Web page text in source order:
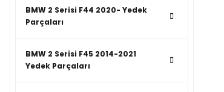
BMW 2 Serisi F44 2020- Yedek
Parçaları
BMW 2 Serisi F45 2014-2021
Yedek Parçaları